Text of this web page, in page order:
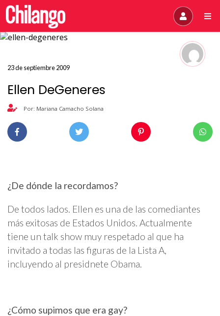
23 de septiembre 2009
Ellen DeGeneres
Por: Mariana Camacho Solana
¿De dónde la recordamos?
De todos lados. Ellen es una de las comediantes
más exitosas de Estados Unidos. Actualmente
tiene un talk show muy respetado al que ha
invitado a todas las figuras de la Lista A,
incluyendo al presidnete Obama.
¿Cómo supimos que era gay?